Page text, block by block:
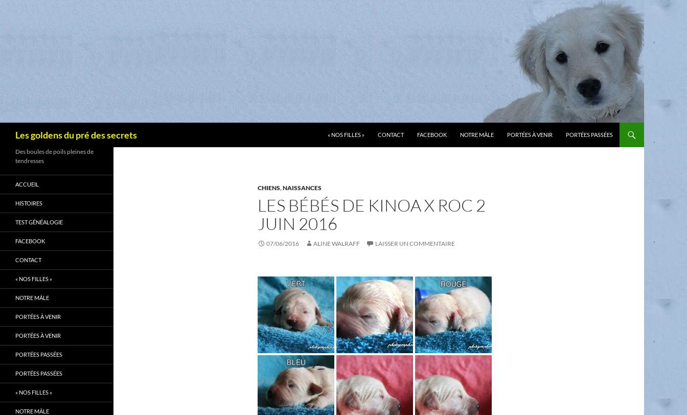
Les goldens du pré des secrets
« NOS FILLES »
CONTACT FACEBOOK NOTRE MÂLE PORTÉES À VENIR PORTÉES PASSÉES
CHIENS,NAISSANCES
LES BÉBÉS DE KINOA X ROC 2
JUIN 2016
07/06/2016 ALINE WALRAFF LAISSER UN COMMENTAIRE
Des boules de poils pleines de
tendresses
ACCUEIL
HISTOIRES
TEST GÉNÉALOGIE
FACEBOOK
CONTACT
« NOS FILLES »
NOTRE MÂLE
PORTÉES À VENIR
PORTÉES À VENIR
PORTÉES PASSÉES
PORTÉES PASSÉES
« NOS FILLES »
NOTRE MÂLE